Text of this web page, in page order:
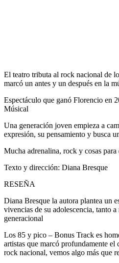
El teatro tributa al rock nacional de
marcó un antes y un después en la
Espectáculo que ganó Florencio en
Músical
Una generación joven empieza a
expresión, su pensamiento y busca
Mucha adrenalina, rock y cosas para
Texto y dirección: Diana Bresque
RESEÑA
Diana Bresque la autora plantea un
vivencias de su adolescencia, tanto
generacional
Los 85 y pico – Bonus Track es
artistas que marcó profundamente el
rock nacional, vemos algo más que